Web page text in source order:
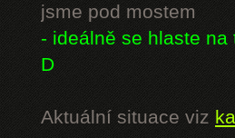
jsme pod mostem
- ideálně se hlaste
D
Aktuální situace viz